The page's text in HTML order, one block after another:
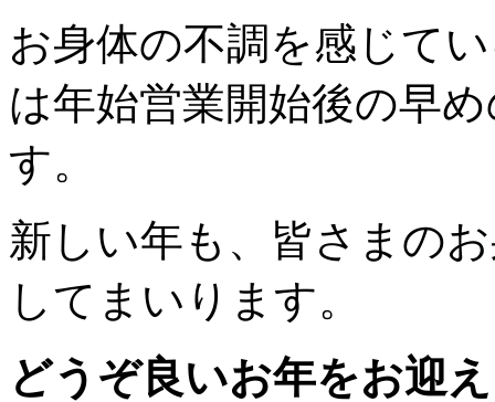
お身体の不調を感じて
は年始営業開始後の早
す。
新しい年も、皆さまの
してまいります。
どうぞ良いお年をお迎